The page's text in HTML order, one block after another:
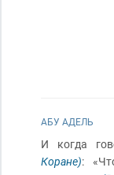
АБУ АДЕЛЬ
И когда
Коране):